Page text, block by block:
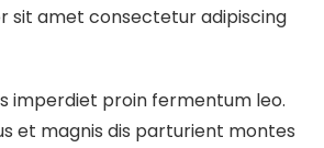
sit amet consectetur adipiscing
imperdiet proin fermentum leo.
et magnis dis parturient montes